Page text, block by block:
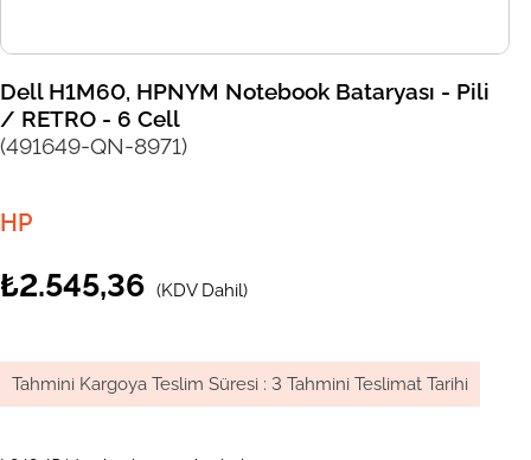
Dell H1M60, HPNYM Notebook Bataryası - Pili
/ RETRO - 6 Cell
(491649-QN-8971)
HP
₺2.545,36 (KDV Dahil)
Tahmini Kargoya Teslim Süresi : 3 Tahmini Teslimat Tarihi